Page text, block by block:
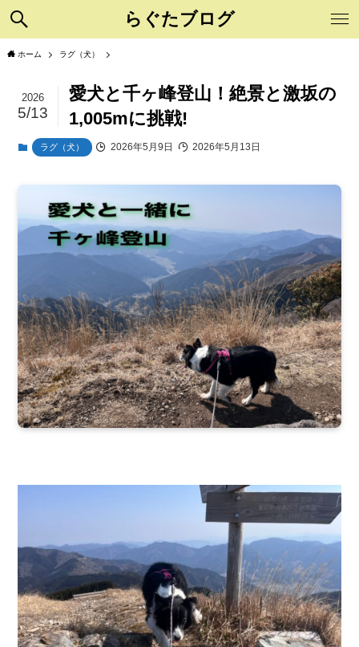
らぐたブログ
ホーム ラグ（犬）
愛犬と千ヶ峰登山！絶景と激坂の
1,005mに挑戦!
2026
5/13
ラグ（犬） 2026年5月9日 2026年5月13日